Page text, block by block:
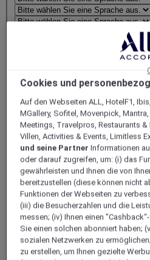
Cookies und
Auf den Webseiten ALL, HotelF1,
MGallery, Sofitel, Movenpick,
Meetings, Travelpros, Restaurants
Villen, Activities & Events, Limitless
und seine Partner Informationen
oder darauf zugreifen, um: (i) das
gewährleisten und Ihnen die von
bereitzustellen (diese können nicht
Funktionen der Webseiten zu
(iii) die Besucherzahlen und die
messen; (iv) Ihnen einen
Sie einen solchen abonniert haben;
sozialen Netzwerken zu
zu erstellen, um Ihnen gezielte